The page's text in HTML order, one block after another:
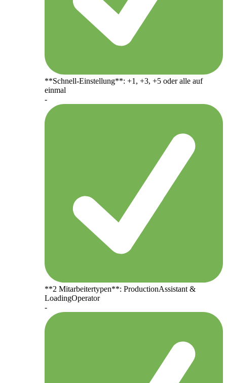
**Schnell-Einstellung**: +1, +3, +5 oder alle auf
einmal
-
**2 Mitarbeitertypen**: ProductionAssistant &
LoadingOperator
-